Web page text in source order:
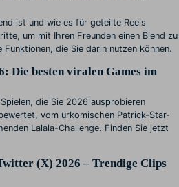
ist und wie es für geteilte Reels
um mit Ihren Freunden einen Blend zu
die Sie darin nutzen können.
Die besten viralen Games im
die Sie 2026 ausprobieren
vom urkomischen Patrick-Star-
Lalala-Challenge. Finden Sie jetzt
(X) 2026 – Trendige Clips